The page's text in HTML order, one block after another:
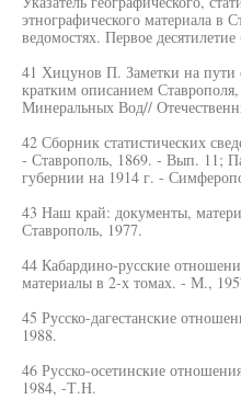
этнографического материала в
ведомостях. Первое
41 Хицунов П. Заметки на пути
кратким описанием
Минеральных Вод//
42 Сборник статистических
- Ставрополь, 1869. - Вып. 11;
губернии на 1914 г. -
43 Наш край: документы,
Ставрополь, 1977.
44 Кабардино-русские
материалы в 2-х томах. - М.,
45 Русско-дагестанские
1988.
46 Русско-осетинские
1984, -Т.Н.